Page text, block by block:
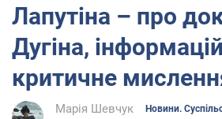
Лапутіна – про
Дугіна,
критичне
Марія Шевчук Новини.